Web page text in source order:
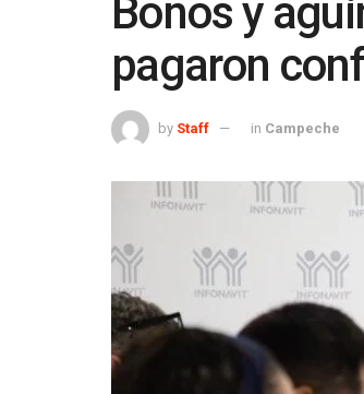
Bonos y
pagaron
by Staff in Campeche